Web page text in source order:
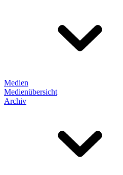
Medien
Medienübersicht
Archiv